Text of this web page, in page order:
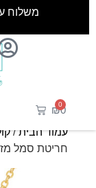
משלוח
₪0
0
עמוד הבית/
חריטת סמל